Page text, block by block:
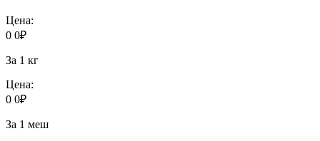
Цена:
0 0₽
За 1 кг
Цена:
0 0₽
За 1 меш